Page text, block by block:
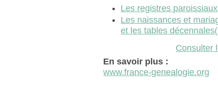
Les registres paroissiaux
Les naissances et
et les tables
Consulter
En savoir plus :
www.france-genealogie.org